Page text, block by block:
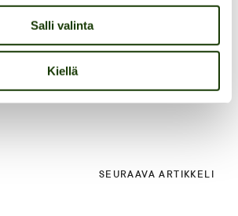
Salli valinta
Kiellä
LINKEDIN
SEURAAVA ARTIKKELI